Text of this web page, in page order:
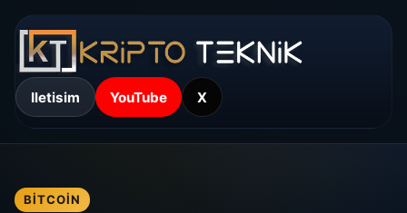
Iletisim YouTube X
BITCOIN